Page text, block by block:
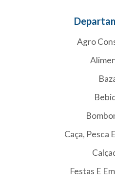
Agro
Caça, Pesca
Festas E